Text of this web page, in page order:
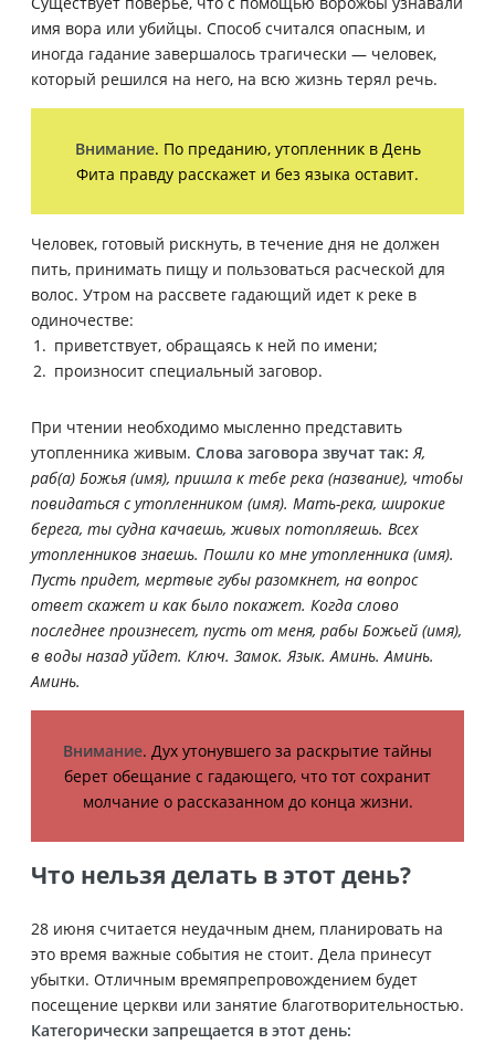
имя вора или убийцы. Способ считался опасным, и
иногда гадание завершалось трагически — человек,
который решился на него, на всю жизнь терял речь.
Внимание. По преданию, утопленник в День
Фита правду расскажет и без языка оставит.
Человек, готовый рискнуть, в течение дня не должен
пить, принимать пищу и пользоваться расческой для
волос. Утром на рассвете гадающий идет к реке в
одиночестве:
приветствует, обращаясь к ней по имени;
произносит специальный заговор.
При чтении необходимо мысленно представить
утопленника живым. Слова заговора звучат так: Я,
раб(а) Божья (имя), пришла к тебе река (название), чтобы
повидаться с утопленником (имя). Мать-река, широкие
берега, ты судна качаешь, живых потопляешь. Всех
утопленников знаешь. Пошли ко мне утопленника (имя).
Пусть придет, мертвые губы разомкнет, на вопрос
ответ скажет и как было покажет. Когда слово
последнее произнесет, пусть от меня, рабы Божьей (имя),
в воды назад уйдет. Ключ. Замок. Язык. Аминь. Аминь.
Аминь.
Внимание. Дух утонувшего за раскрытие тайны
берет обещание с гадающего, что тот сохранит
молчание о рассказанном до конца жизни.
Что нельзя делать в этот день?
28 июня считается неудачным днем, планировать на
это время важные события не стоит. Дела принесут
убытки. Отличным времяпрепровождением будет
посещение церкви или занятие благотворительностью.
Категорически запрещается в этот день: